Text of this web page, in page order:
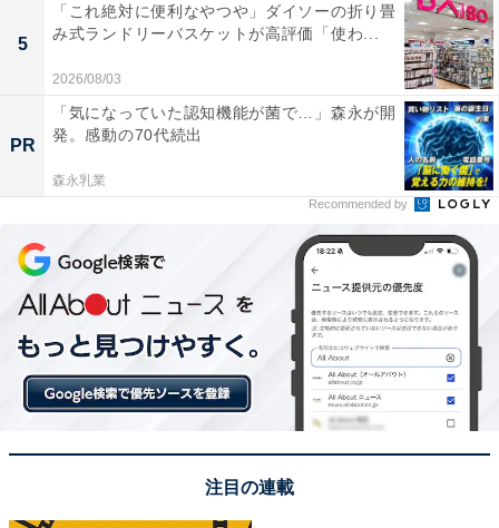
5
「これ絶対に便利なやつや」ダイソーの折り畳
み式ランドリーバスケットが高評価「使わ...
2026/08/03
PR
「気になっていた認知機能が菌で…」森永が開
発。感動の70代続出
森永乳業
Recommended by
注目の連載